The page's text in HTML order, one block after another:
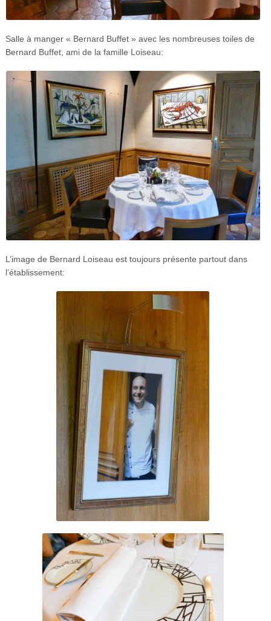
Salle à manger « Bernard Buffet » avec les nombreuses toiles de
Bernard Buffet, ami de la famille Loiseau:
L’image de Bernard Loiseau est toujours présente partout dans
l’établissement: